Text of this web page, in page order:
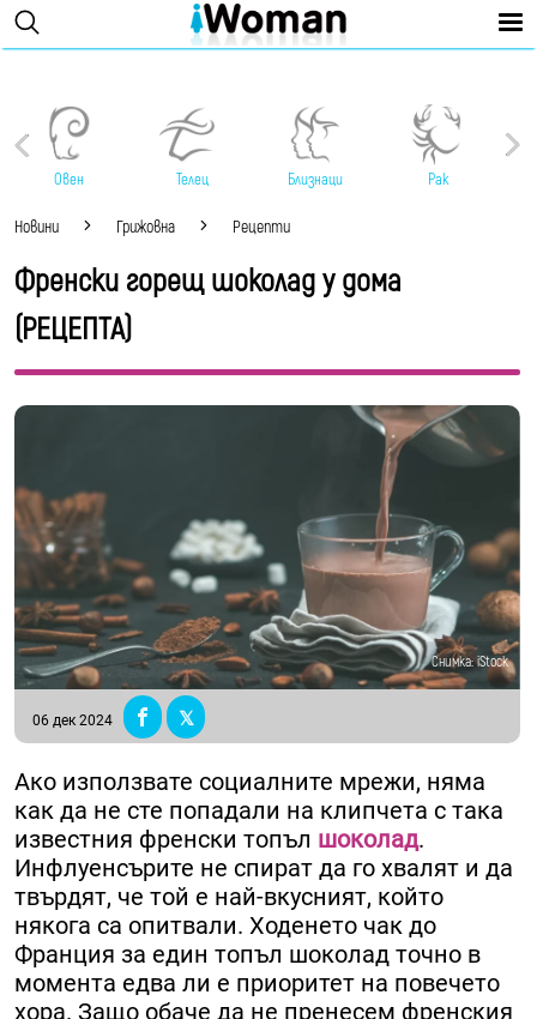
Овен Телец Близнаци Рак
Новини Грижовна Рецепти
Френски горещ шоколад у дома
(РЕЦЕПТА)
Снимка: iStock
06 дек 2024
Ако използвате социалните мрежи, няма
как да не сте попадали на клипчета с така
известния френски топъл шоколад.
Инфлуенсърите не спират да го хвалят и да
твърдят, че той е най-вкусният, който
някога са опитвали. Ходенето чак до
Франция за един топъл шоколад точно в
момента едва ли е приоритет на повечето
хора. Защо обаче да не пренесем френския